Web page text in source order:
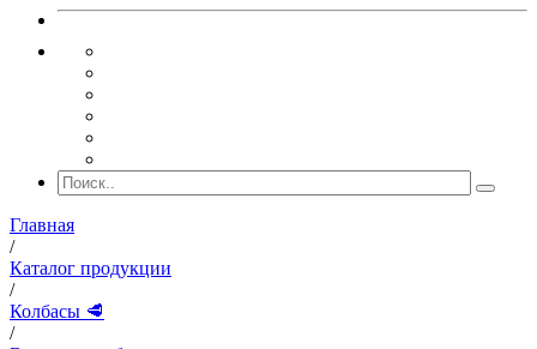
Главная
/
Каталог продукции
/
Колбасы 🥩
/